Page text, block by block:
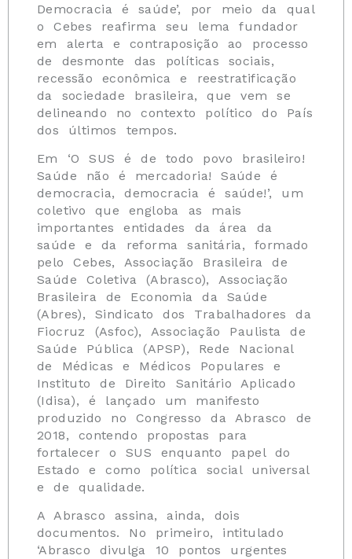
Democracia é saúde’, por meio da qual
o Cebes reafirma seu lema fundador
em alerta e contraposição ao processo
de desmonte das políticas sociais,
recessão econômica e reestratificação
da sociedade brasileira, que vem se
delineando no contexto político do País
dos últimos tempos.
Em ‘O SUS é de todo povo brasileiro!
Saúde não é mercadoria! Saúde é
democracia, democracia é saúde!’, um
coletivo que engloba as mais
importantes entidades da área da
saúde e da reforma sanitária, formado
pelo Cebes, Associação Brasileira de
Saúde Coletiva (Abrasco), Associação
Brasileira de Economia da Saúde
(Abres), Sindicato dos Trabalhadores da
Fiocruz (Asfoc), Associação Paulista de
Saúde Pública (APSP), Rede Nacional
de Médicas e Médicos Populares e
Instituto de Direito Sanitário Aplicado
(Idisa), é lançado um manifesto
produzido no Congresso da Abrasco de
2018, contendo propostas para
fortalecer o SUS enquanto papel do
Estado e como política social universal
e de qualidade.
A Abrasco assina, ainda, dois
documentos. No primeiro, intitulado
‘Abrasco divulga 10 pontos urgentes